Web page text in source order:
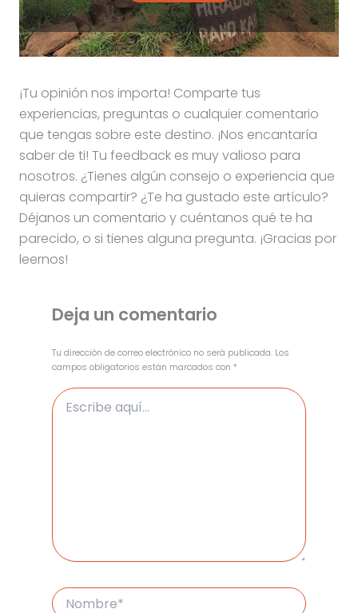
¡Tu opinión nos importa! Comparte tus
experiencias, preguntas o cualquier comentario
que tengas sobre este destino. ¡Nos encantaría
saber de ti! Tu feedback es muy valioso para
nosotros. ¿Tienes algún consejo o experiencia que
quieras compartir? ¿Te ha gustado este artículo?
Déjanos un comentario y cuéntanos qué te ha
parecido, o si tienes alguna pregunta. ¡Gracias por
leernos!
Deja un comentario
Tu dirección de correo electrónico no será publicada. Los
campos obligatorios están marcados con *
Escribe
aquí...
Nombre*